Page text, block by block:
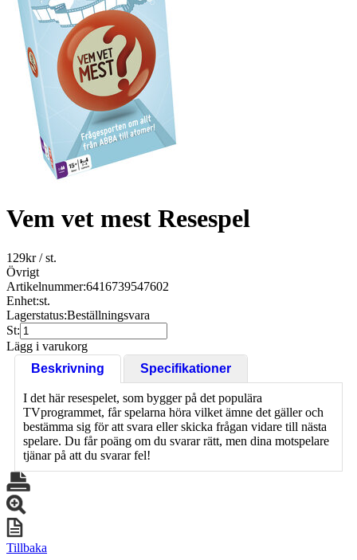
Vem vet mest Resespel
129kr/ st.
Övrigt
Artikelnummer:6416739547602
Enhet:st.
Lagerstatus:Beställningsvara
St:
Lägg i varukorg
Beskrivning
Specifikationer
I det här resespelet, som bygger på det populära
TVprogrammet, får spelarna höra vilket ämne det gäller och
bestämma sig för att svara eller skicka frågan vidare till nästa
spelare. Du får poäng om du svarar rätt, men dina motspelare
tjänar på att du svarar fel!
Tillbaka